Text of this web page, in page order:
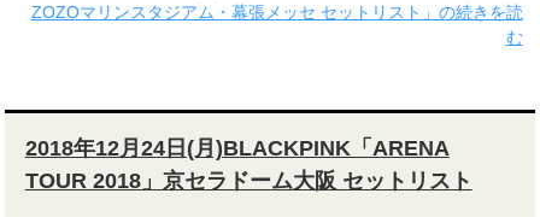
ZOZOマリンスタジアム・幕張メッセ セットリスト」の続きを読
む
2018年12月24日(月)BLACKPINK「ARENA
TOUR 2018」京セラドーム大阪 セットリスト